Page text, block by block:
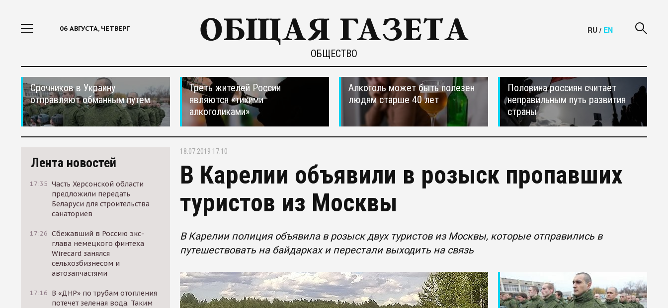
06 АВГУСТА, ЧЕТВЕРГ
ОБЩЕСТВО
RU / EN
Срочников в Украину
отправляют обманным путем
Треть жителей России
являются «тихими
алкоголиками»
Алкоголь может быть полезен
людям старше 40 лет
Половина россиян считает
неправильным путь развития
страны
Лента новостей
17:35 Часть Херсонской области
предложили передать
Беларуси для строительства
санаториев
17:26 Сбежавший в Россию экс-
глава немецкого финтеха
Wirecard занялся
сельхозбизнесом и
автозапчастями
17:16 В «ДНР» по трубам отопления
потечет зеленая вода. Таким
18.07.2019 17:10
В Карелии объявили в розыск пропавших
туристов из Москвы
В Карелии полиция объявила в розыск двух туристов из Москвы, которые отправились в
путешествовать на байдарках и перестали выходить на связь